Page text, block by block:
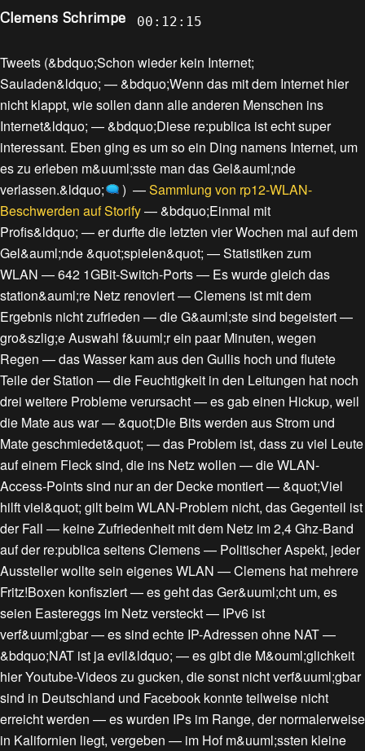
Clemens Schrimpe 00:12:15
Tweets (&bdquo;Schon wieder kein Internet;
Sauladen&ldquo; —&bdquo;Wenn das mit dem Internet hier
nicht klappt, wie sollen dann alle anderen Menschen ins
Internet&ldquo; —&bdquo;Diese re:publica ist echt super
interessant. Eben ging es um so ein Ding namens Internet, um
es zu erleben m&uuml;sste man das Gel&auml;nde
verlassen.&ldquo;
) —Sammlung von rp12-WLAN-
Beschwerden auf Storify—&bdquo;Einmal mit
Profis&ldquo; —er durfte die letzten vier Wochen mal auf dem
Gel&auml;nde &quot;spielen&quot; —Statistiken zum
WLAN —642 1GBit-Switch-Ports— Es wurde gleich das
station&auml;re Netz renoviert—Clemens ist mit dem
Ergebnis nicht zufrieden —die G&auml;ste sind begeistert—
gro&szlig;e Auswahl f&uuml;r ein paar Minuten, wegen
Regen —das Wasser kam aus den Gullis hoch und flutete
Teile der Station —die Feuchtigkeit in den Leitungen hat noch
drei weitere Probleme verursacht—es gab einen Hickup, weil
die Mate aus war—&quot;Die Bits werden aus Strom und
Mate geschmiedet&quot; —das Problem ist, dass zu viel Leute
auf einem Fleck sind, die ins Netz wollen —die WLAN-
Access-Points sind nur an der Decke montiert—&quot;Viel
hilft viel&quot; gilt beim WLAN-Problem nicht, das Gegenteil ist
der Fall — keine Zufriedenheit mit dem Netz im 2,4 Ghz-Band
auf der re:publica seitens Clemens— Politischer Aspekt, jeder
Aussteller wollte sein eigenes WLAN —Clemens hat mehrere
Fritz!Boxen konfisziert—es geht das Ger&uuml;cht um, es
seien Eastereggs im Netz versteckt— IPv6 ist
verf&uuml;gbar—es sind echte IP-Adressen ohne NAT—
&bdquo;NAT ist ja evil&ldquo; —es gibt die M&ouml;glichkeit
hier Youtube-Videos zu gucken, die sonst nicht verf&uuml;gbar
sind in Deutschland und Facebook konnte teilweise nicht
erreicht werden —es wurden IPs im Range, der normalerweise
in Kalifornien liegt, vergeben — im Hof m&uuml;ssten kleine